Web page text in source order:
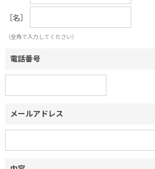
［名］
（全角で入力してください）
電話番号
メールアドレス